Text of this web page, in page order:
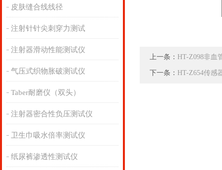
皮肤缝合线线径
注射针针尖刺穿力测试
注射器滑动性能测试仪
气压式织物胀破测试仪
Taber耐磨仪（双头）
注射器密合性负压测试仪
卫生巾吸水倍率测试仪
纸尿裤渗透性测试仪
上一条： HT-Z098非血
下一条： HT-Z654传感